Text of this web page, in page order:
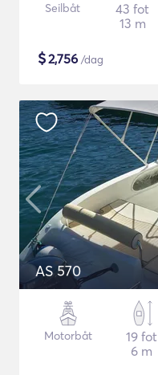
Seilbåt
43 fot
13 m
$2,756 /dag
AS 570
Motorbåt
19 fot
6 m